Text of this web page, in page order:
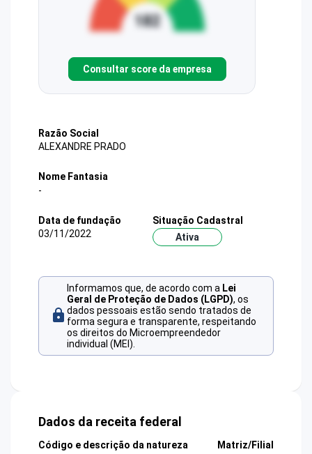
Consultar score da empresa
Razão Social
ALEXANDRE PRADO
Nome Fantasia
-
Data de fundação
03/11/2022
Situação Cadastral
Ativa
Informamos que, de acordo com a Lei
Geral de Proteção de Dados (LGPD), os
dados pessoais estão sendo tratados de
forma segura e transparente, respeitando
os direitos do Microempreendedor
individual (MEI).
Dados da receita federal
Código e descrição da natureza
Matriz/Filial